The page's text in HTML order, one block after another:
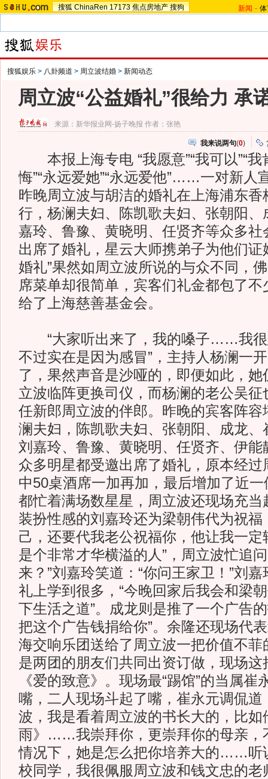
搜狐 ChinaRen 17173 焦点房地产 搜狗 新闻 -
搜狐娱乐 > 八卦频道 > 周立波结婚 > 新闻动态
周立波“公益婚礼”很给力 承
来源： 新华报业网-扬子晚报 作者：张艳
我来说两句(0)
本报上海专电 “我愿意”“我可以”“我
悔”“永远爱她”“永远爱他”……一对新
昨晚周立波与胡洁的婚礼在上海浦东香
行，杨澜夫妇、陈凯歌夫妇、张朝阳、
嘉玲、鲁豫、黄晓明、任贤齐等众多社
出席了婚礼，星云大师携弟子为他们证
婚礼”果然如周立波所说的与众不同，
席菜单却很简单，宾客们礼金都包了
给了上海慈善基金会。
“大家听出来了，我的嗓子……我很
不过实在是因为感冒”，主持人杨澜一
了，果然声音是沙哑的，即便如此，
立波临阵更换司仪，而杨澜的老公吴征
任新郎周立波的伴郎。昨晚的宾客阵容
澜夫妇，陈凯歌夫妇、张朝阳、成龙、
刘嘉玲、鲁豫、黄晓明、任贤齐、伊能
众多明星都受邀出席了婚礼，原本经过
中50桌酒席一加再加，最后增加了近
都忙着满场数星星，周立波还现场充当
装扮性感的刘嘉玲还为梁朝伟代为祝福
己，还要代我老公祝福你，他让我一定
是个非常才华横溢的人”，周立波忙追
来？”刘嘉玲笑道：“你问王家卫！”刘
礼上学到很多，“今晚回家后我会和梁
下生活之道”。成龙则是推了一个广告
把这个广告钱捐给你”。余隆还现场代
海交响乐团送给了周立波一把价值不菲
是两团的朋友们共同出资订做，现场这
《爱的致意》。现场最“踢馆”的当属崔
嘴，二人现场斗起了嘴，崔永元调侃道
波，我是看着周立波的书长大的，比如
雨》……我崇拜你，更崇拜你的母亲，
情况下，她是怎么把你培养大的……听
校同学，我很佩服周立波和钱文忠的老